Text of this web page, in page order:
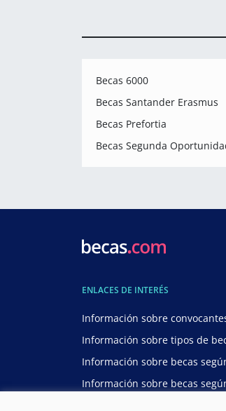
Becas 6000
Becas Santander Erasmus
Becas Prefortia
Becas Segunda
ENLACES DE INTERÉS
Información sobre
Información sobre tipos de
Información sobre becas
Información sobre becas